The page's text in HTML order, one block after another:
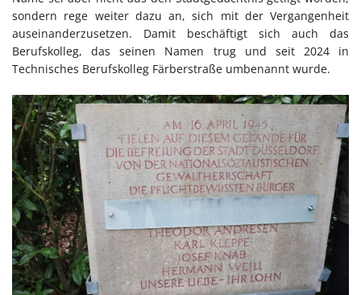
sondern rege weiter dazu an, sich mit der Vergangenheit
auseinanderzusetzen. Damit beschäftigt sich auch das
Berufskolleg, das seinen Namen trug und seit 2024 in
Technisches Berufskolleg Färberstraße umbenannt wurde.